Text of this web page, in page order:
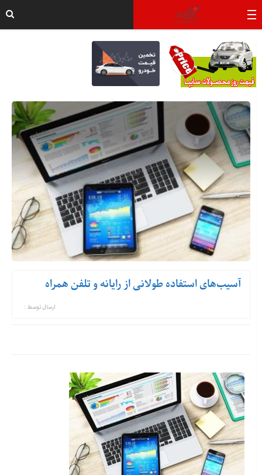
آسیب‌های‌ استفاده طولانی از رایانه و تلفن همراه
ارسال توسط :